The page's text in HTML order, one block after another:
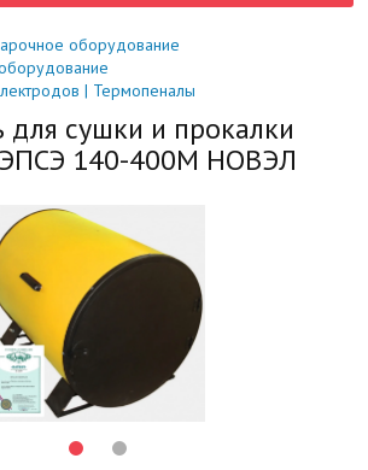
оборудование
| Термопеналы
для сушки и прокалки
ЭПСЭ 140-400М НОВЭЛ